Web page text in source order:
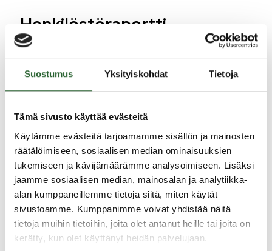
Suostumus Yksityiskohdat Tietoja
Tämä sivusto käyttää evästeitä
Käytämme evästeitä tarjoamamme sisällön ja mainosten
räätälöimiseen, sosiaalisen median ominaisuuksien
tukemiseen ja kävijämäärämme analysoimiseen. Lisäksi
jaamme sosiaalisen median, mainosalan ja analytiikka-
alan kumppaneillemme tietoja siitä, miten käytät
sivustoamme. Kumppanimme voivat yhdistää näitä
tietoja muihin tietoihin, joita olet antanut heille tai joita on
kerätty, kun olet käyttänyt heidän palvelujaan.
Henkilöstöraportti
Henkilöstöraportissa kuvataan henkilöstön määrä ja
rakenne sekä työpanos ja osaaminen. Lisäksi
raportissa seurataan henkilöstön työhyvinvointia ja
keskeinen osa hyvää henkilöstöjohtamista, jolla
tunnistetaan kunnan henkilöstövoimavarat ja voidaan
ennakoida tulevat tarpeet.
Henkilöstöraportti 2025
Henkilöstöraportti 2024
Henkilöstöraportti 2023 (PDF)
Henkilöstöraportti 2022 (PDF)